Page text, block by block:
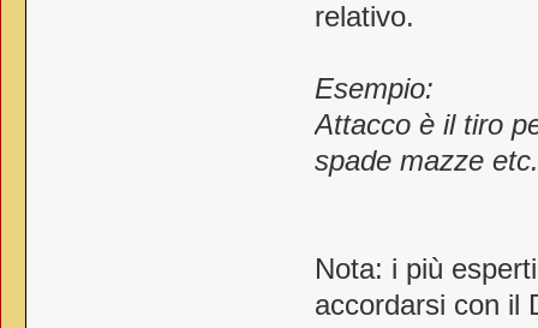
relativo.
Esempio:
Attacco è il tiro
spade mazze
Nota: i più
accordarsi con il